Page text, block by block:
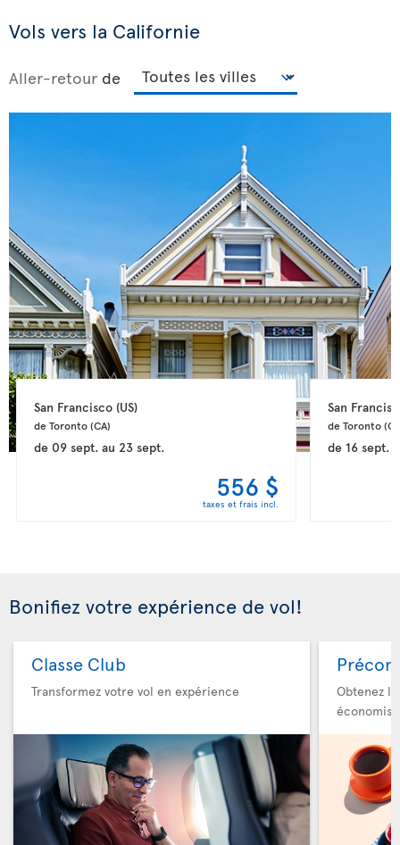
Vols vers la Californie
Aller-retour de
San Francisco (US)
de Toronto (CA)
de 09 sept.au 23 sept.
556 $
taxes et frais incl.
San
de Toronto
de 16 sept.
Bonifiez votre expérience de vol!
Classe Club
Transformez votre vol en expérience
Obtenez